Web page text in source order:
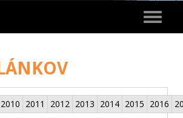
Toggle
2010 2011 2012 2013 2014 2015 2016